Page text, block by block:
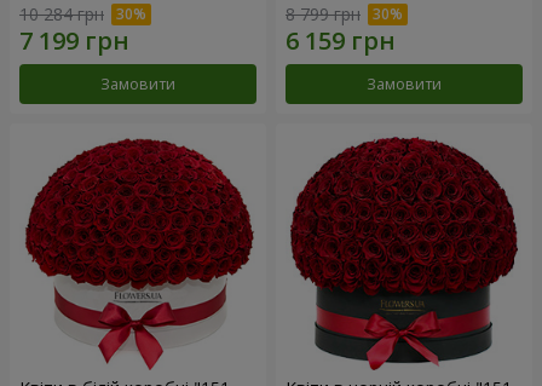
10 284 грн
Замовити
8 799 грн
Замовити